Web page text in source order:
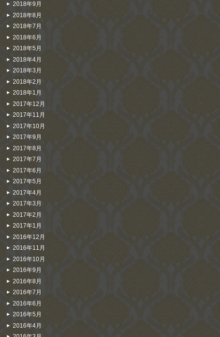
2018年9月
2018年8月
2018年7月
2018年6月
2018年5月
2018年4月
2018年3月
2018年2月
2018年1月
2017年12月
2017年11月
2017年10月
2017年9月
2017年8月
2017年7月
2017年6月
2017年5月
2017年4月
2017年3月
2017年2月
2017年1月
2016年12月
2016年11月
2016年10月
2016年9月
2016年8月
2016年7月
2016年6月
2016年5月
2016年4月